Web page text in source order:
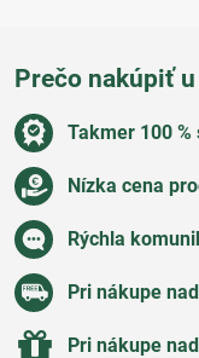
Prečo nakúpiť u
Takmer 100
Nízka cena
Rýchla
Pri nákupe
Pri nákupe